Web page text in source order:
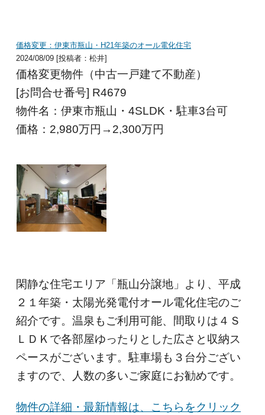
価格変更：伊東市瓶山・H21年築のオール電化住宅
2024/08/09 [投稿者：松井]
価格変更物件（中古一戸建て不動産）
[お問合せ番号] R4679
物件名：伊東市瓶山・4SLDK・駐車3台可
価格：2,980万円→2,300万円
閑静な住宅エリア「瓶山分譲地」より、平成
２１年築・太陽光発電付オール電化住宅のご
紹介です。温泉もご利用可能、間取りは４Ｓ
ＬＤＫで各部屋ゆったりとした広さと収納ス
ペースがございます。駐車場も３台分ござい
ますので、人数の多いご家庭にお勧めです。
物件の詳細・最新情報は、こちらをクリック